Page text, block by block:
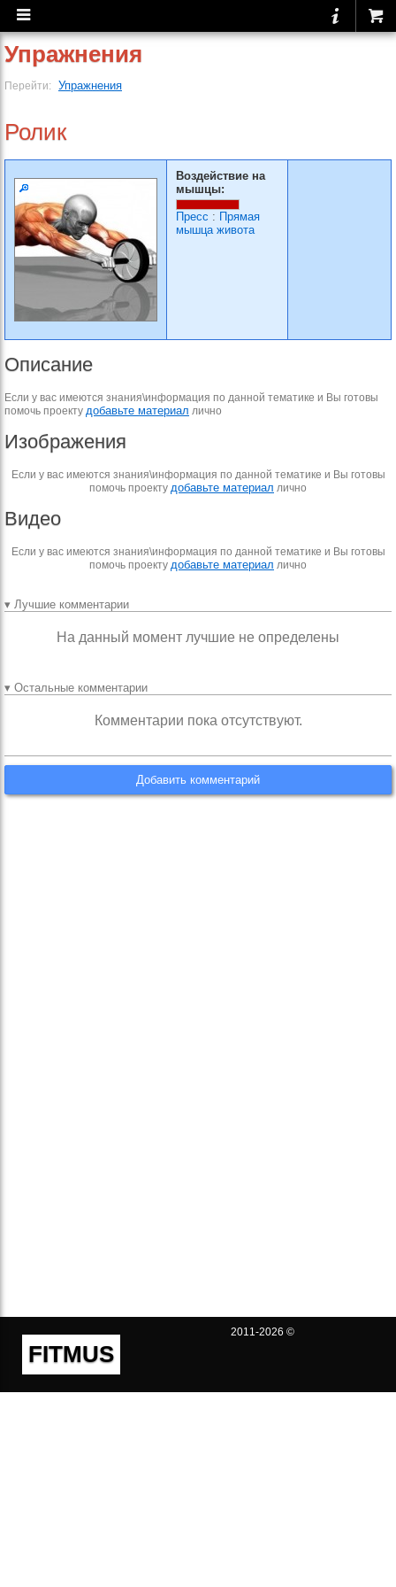
Упражнения
Перейти: Упражнения
Ролик
Воздействие на
мышцы:
Пресс : Прямая
мышца живота
Описание
Если у вас имеются знания\информация по данной тематике и Вы готовы
помочь проекту добавьте материал лично
Изображения
Если у вас имеются знания\информация по данной тематике и Вы готовы
помочь проекту добавьте материал лично
Видео
Если у вас имеются знания\информация по данной тематике и Вы готовы
помочь проекту добавьте материал лично
▾ Лучшие комментарии
На данный момент лучшие не определены
▾ Остальные комментарии
Комментарии пока отсутствуют.
Добавить комментарий
FITMUS
2011-2026 ©